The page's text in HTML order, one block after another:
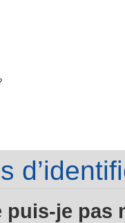
puis-je pas